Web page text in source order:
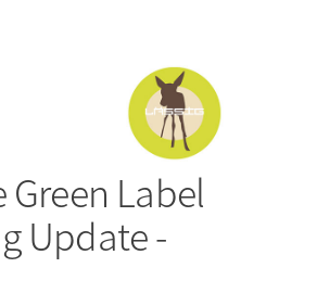
Label
Update -